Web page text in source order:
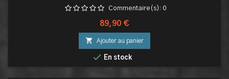
Commentaire(s): 0
Prix
89,90 €
 Ajouter au panier
 En stock